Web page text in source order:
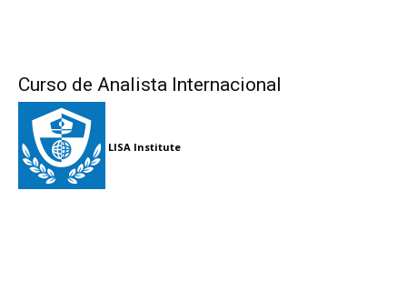
Curso de Analista Internacional
LISA Institute